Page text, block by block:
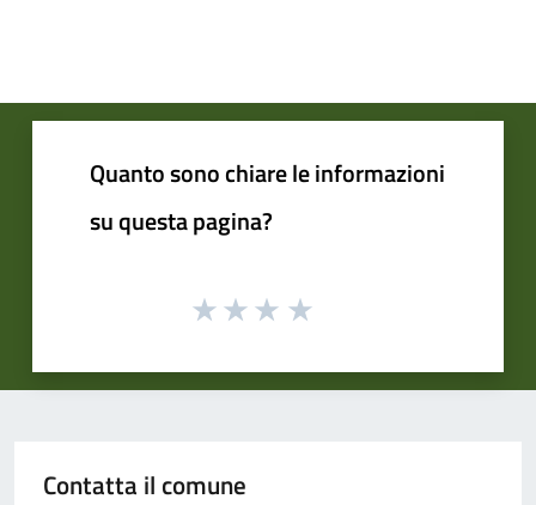
Quanto sono chiare le informazioni
su questa pagina?
Contatta il comune